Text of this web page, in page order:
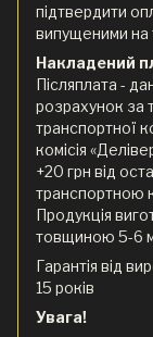
підтвердити
випущеними на
Накладений
Післяплата -
розрахунок за
транспортної
комісія
+20 грн від
транспортною
Продукція
товщиною 5-6
Гарантія від
15 років
Увага!